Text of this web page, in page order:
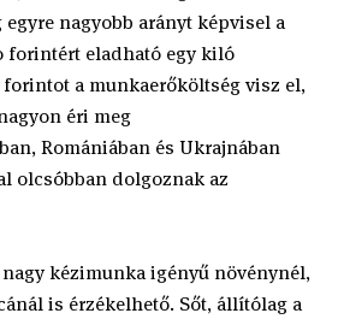
nagyobb arányt képvisel a
forintért eladható egy kiló
forintot a munkaerőköltség visz el,
éri meg
Romániában és Ukrajnában
olcsóbban dolgoznak az
kézimunka igényű növénynél,
is érzékelhető. Sőt, állítólag a